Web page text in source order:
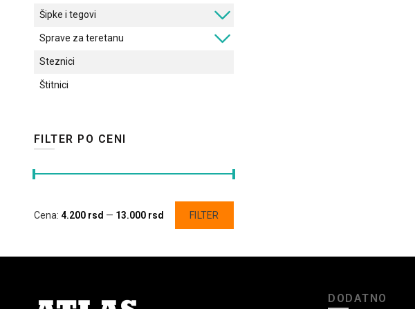
Šipke i tegovi
Sprave za teretanu
Steznici
Štitnici
FILTER PO CENI
Minimalna
Maksimalna FILTER
Cena: 4.200 rsd — 13.000 rsd
DODATNO